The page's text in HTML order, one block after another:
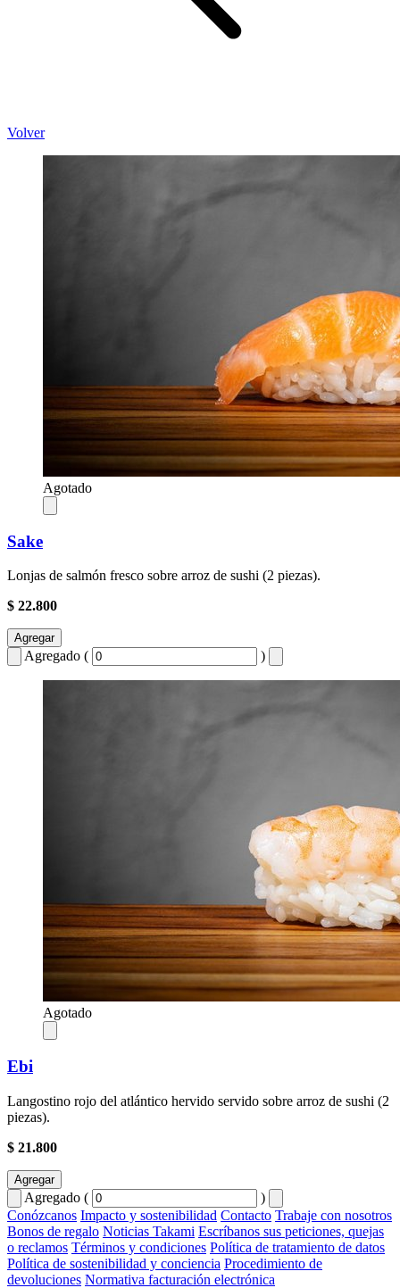
Volver
Agotado
Sake
Lonjas de salmón fresco sobre arroz de sushi (2 piezas).
$ 22.800
Agregar
Agregado ( )
Agotado
Ebi
Langostino rojo del atlántico hervido servido sobre arroz de sushi (2
piezas).
$ 21.800
Agregar
Agregado (
)
Conózcanos Impacto y sostenibilidad Contacto Trabaje con nosotros
Bonos de regalo Noticias Takami Escríbanos sus peticiones, quejas
o reclamos Términos y condiciones Política de tratamiento de datos
Política de sostenibilidad y conciencia Procedimiento de
devoluciones Normativa facturación electrónica